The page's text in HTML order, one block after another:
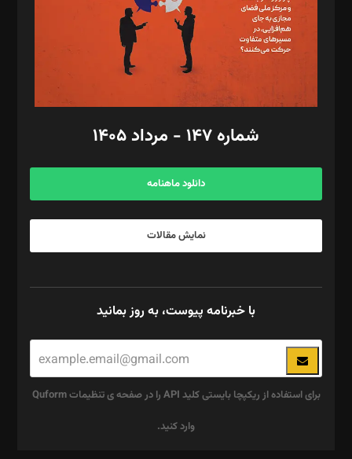
طراح یونیفرم: مجید توکلی
فیلمبرداری و عکاسی: امیر شفیعی، مانی لطفی زاده
گرافیک و صفحه‌آرایی: سید‌سبحان‌علی ثابت
مد‌یر توسعه تجاری: کامبیز برید‌
امور مالی: شاپور رهبری، محمد‌ کاظمی‌نیا
آگهی و مشترکین: ۰۹۱۹۹۹۹۰۴۵۴
شماره ۱۴۷ - مرداد ۱۴۰۵
دانلود ماهنامه
نمایش مقالات
با خبرنامه پیوست، به روز بمانید
برای استفاده از ریکپچا بایستی کلید API را در صفحه ی تنظیمات Quform
وارد کنید.